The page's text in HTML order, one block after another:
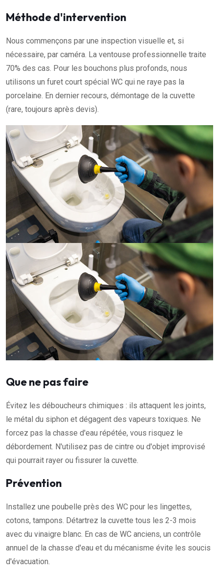
Méthode d'intervention
Nous commençons par une inspection visuelle et, si
nécessaire, par caméra. La ventouse professionnelle traite
70% des cas. Pour les bouchons plus profonds, nous
utilisons un furet court spécial WC qui ne raye pas la
porcelaine. En dernier recours, démontage de la cuvette
(rare, toujours après devis).
Que ne pas faire
Évitez les déboucheurs chimiques : ils attaquent les joints,
le métal du siphon et dégagent des vapeurs toxiques. Ne
forcez pas la chasse d'eau répétée, vous risquez le
débordement. N'utilisez pas de cintre ou d'objet improvisé
qui pourrait rayer ou fissurer la cuvette.
Prévention
Installez une poubelle près des WC pour les lingettes,
cotons, tampons. Détartrez la cuvette tous les 2-3 mois
avec du vinaigre blanc. En cas de WC anciens, un contrôle
annuel de la chasse d'eau et du mécanisme évite les soucis
d'évacuation.